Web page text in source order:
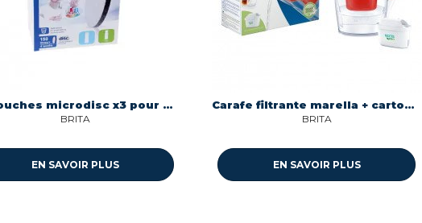
Cartouches microdisc x3 pour bouteille filtrante Brita 1039630
BRITA
EN SAVOIR PLUS
Carafe filtrante marella + cartouche maxtra pro inclus Brita 1051120
BRITA
EN SAVOIR PLUS